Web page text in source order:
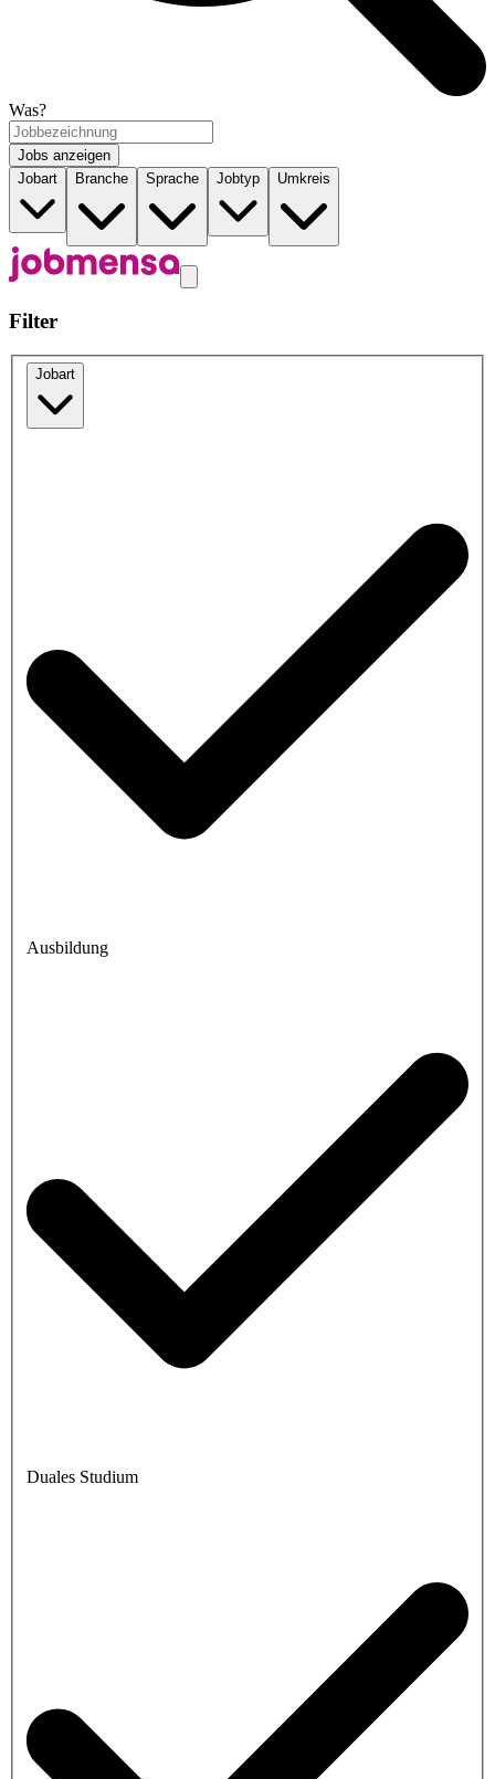
Was?
Jobs anzeigen
Jobart
Branche Sprache Jobtyp Umkreis
Filter
Jobart
Ausbildung
Duales Studium